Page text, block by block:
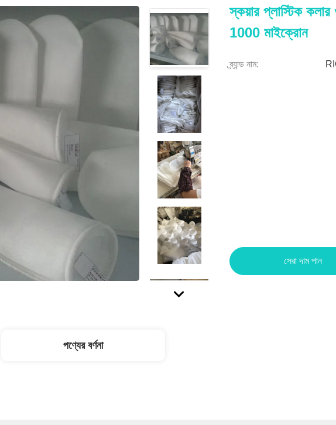
স্কয়ার প্লাস্টিক কলার
1000 মাইক্রোন
ব্র্যান্ড নাম:
সেরা দাম পান
পণ্যের বর্ণনা